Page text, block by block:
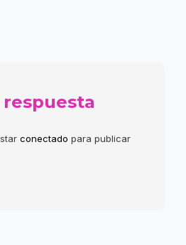
conectado para publicar